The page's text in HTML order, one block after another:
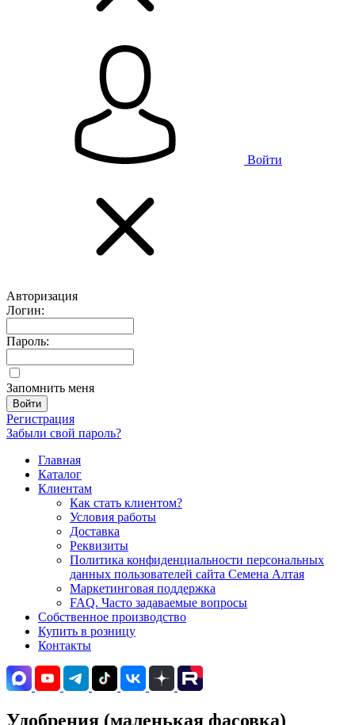
Войти
Авторизация
Логин:
Пароль:
Запомнить меня
Регистрация
Забыли свой пароль?
Главная
Каталог
Клиентам
Как стать клиентом?
Условия работы
Доставка
Реквизиты
Политика конфиденциальности персональных
данных пользователей сайта Семена Алтая
Маркетинговая поддержка
FAQ. Часто задаваемые вопросы
Собственное производство
Купить в розницу
Контакты
Удобрения (маленькая фасовка)